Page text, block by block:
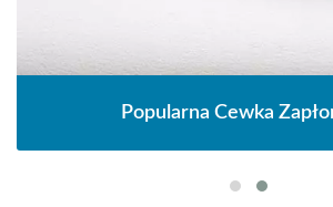
Popularna Cewka